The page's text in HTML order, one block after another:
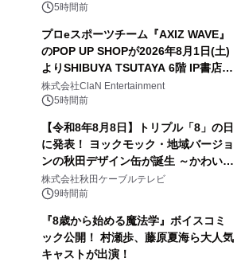
5時間前
プロeスポーツチーム『AXIZ WAVE』
のPOP UP SHOPが2026年8月1日(土)
よりSHIBUYA TSUTAYA 6階 IP書店で
開催決定！！
株式会社ClaN Entertainment
5時間前
【令和8年8月8日】トリプル「8」の日
に発表！ ヨックモック・地域バージョ
ンの秋田デザイン缶が誕生 ～かわいい
秋田犬の子犬と秋田の四季と名所を巡
るパッケージ～ 9月1日(火)秋田県内で
株式会社秋田ケーブルテレビ
9時間前
『8歳から始める魔法学』ボイスコミ
ック公開！ 村瀬歩、藤原夏海ら大人気
キャストが出演！